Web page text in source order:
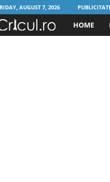
AUGUST 7, 2026
HOME